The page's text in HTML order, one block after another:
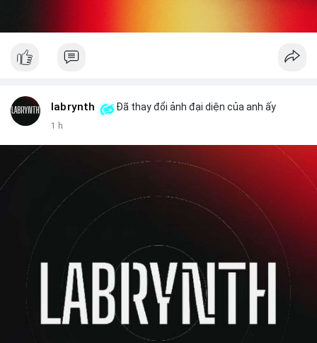
labrynth Đã thay đổi ảnh đại diện của anh ấy
1 h